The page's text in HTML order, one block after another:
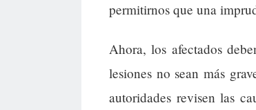
permitirnos que una
Ahora, los afectados
lesiones no sean más
autoridades revisen las